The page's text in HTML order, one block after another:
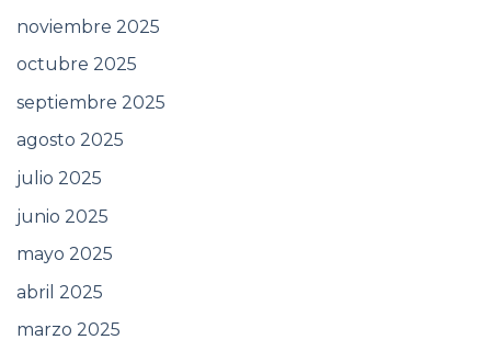
noviembre 2025
octubre 2025
septiembre 2025
agosto 2025
julio 2025
junio 2025
mayo 2025
abril 2025
marzo 2025